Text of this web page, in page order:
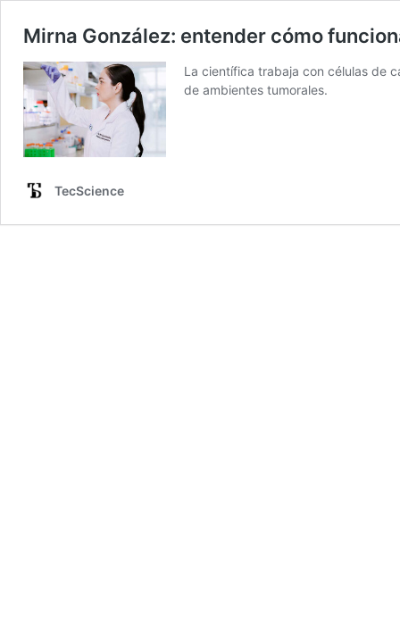
Mirna González: entender cómo
La científica trabaja con células de
de ambientes tumorales.
TecScience